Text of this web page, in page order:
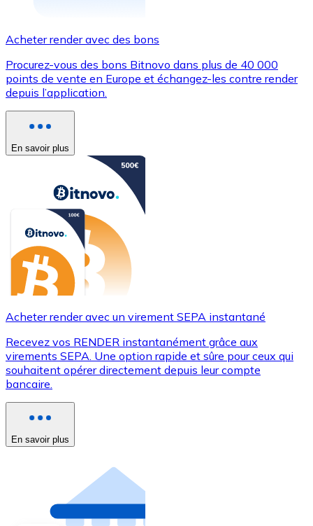
Acheter render avec des bons
Procurez-vous des bons Bitnovo dans plus de 40 000
points de vente en Europe et échangez-les contre render
depuis l’application.
En savoir plus
Acheter render avec un virement SEPA instantané
Recevez vos RENDER instantanément grâce aux
virements SEPA. Une option rapide et sûre pour ceux qui
souhaitent opérer directement depuis leur compte
bancaire.
En savoir plus